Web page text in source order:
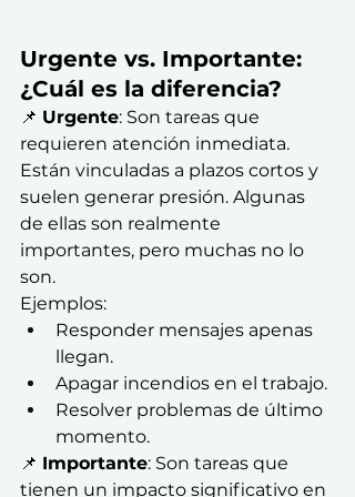
Urgente vs. Importante:
¿Cuál es la diferencia?
📌 Urgente: Son tareas que
requieren atención inmediata.
Están vinculadas a plazos cortos y
suelen generar presión. Algunas
de ellas son realmente
importantes, pero muchas no lo
son.
Ejemplos:
Responder mensajes apenas
llegan.
Apagar incendios en el trabajo.
Resolver problemas de último
momento.
📌 Importante: Son tareas que
tienen un impacto significativo en